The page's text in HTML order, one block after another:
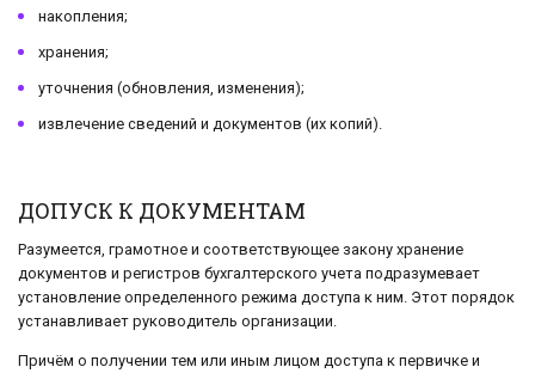
накопления;
хранения;
уточнения (обновления, изменения);
извлечение сведений и документов (их копий).
ДОПУСК К ДОКУМЕНТАМ
Разумеется, грамотное и соответствующее закону хранение
документов и регистров бухгалтерского учета подразумевает
установление определенного режима доступа к ним. Этот порядок
устанавливает руководитель организации.
Причём о получении тем или иным лицом доступа к первичке и